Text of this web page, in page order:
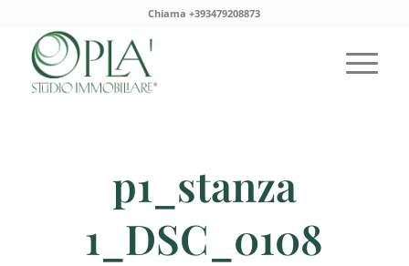
Chiama +393479208873
p1_stanza
1_DSC_0108